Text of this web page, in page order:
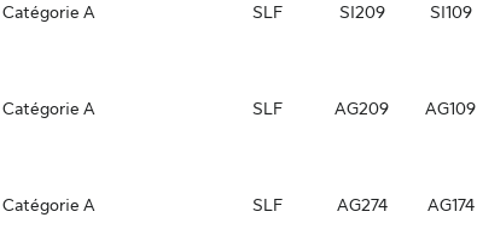
Catégorie A SLF SI209 SI109
Catégorie A SLF AG209 AG109
Catégorie A SLF AG274 AG174